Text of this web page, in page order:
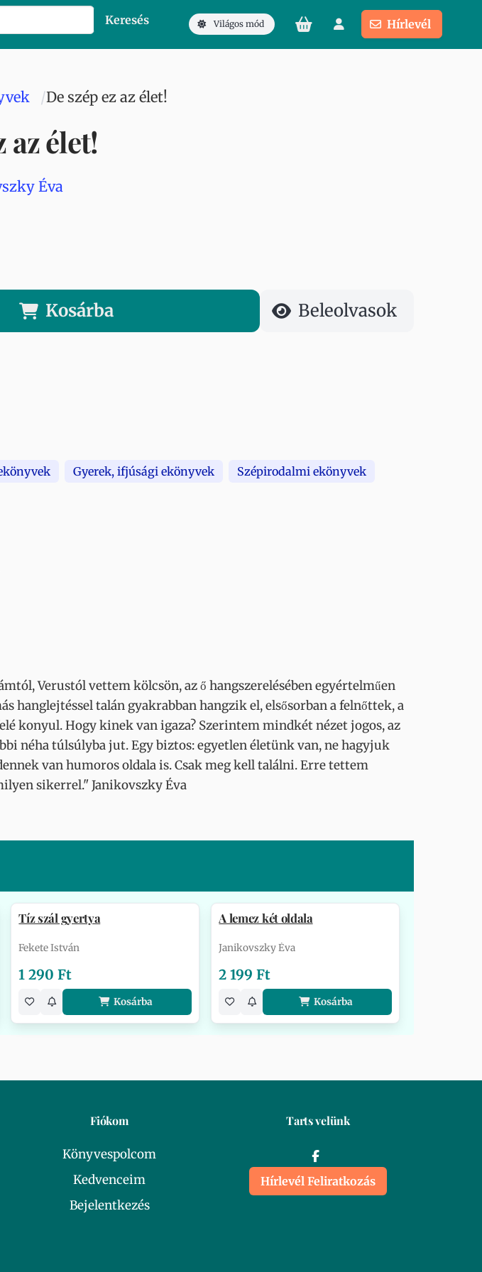
Keresés Világos mód Hírlevél
De szép ez az élet!
az élet!
Éva
Kosárba Beleolvasok
Gyerek, ifjúsági ekönyvek
Szépirodalmi ekönyvek
Verustól vettem kölcsön, az ő hangszerelésében egyértelműen
hanglejtéssel talán gyakrabban hangzik el, elsősorban a felnőttek, a
konyul. Hogy kinek van igaza? Szerintem mindkét nézet jogos, az
néha túlsúlyba jut. Egy biztos: egyetlen életünk van, ne hagyjuk
van humoros oldala is. Csak meg kell találni. Erre tettem
sikerrel." Janikovszky Éva
Tíz szál gyertya
Fekete István
1 290 Ft
Kosárba
A lemez két oldala
Janikovszky Éva
2 199 Ft
Kosárba
Fiókom
Könyvespolcom
Kedvenceim
Bejelentkezés
Tarts velünk
Hírlevél Feliratkozás